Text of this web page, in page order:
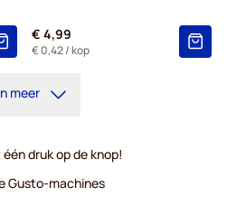
€ 4,99
€ 0,42/ kop
meer
druk op de knop!
Gusto-machines